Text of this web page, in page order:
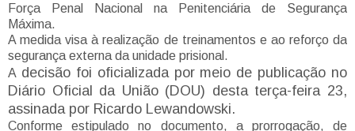
Força Penal Nacional na Penitenciária de Segurança
Máxima.
A medida visa à realização de treinamentos e ao reforço da
segurança externa da unidade prisional.
A decisão foi oficializada por meio de publicação no
Diário Oficial da União (DOU) desta terça-feira 23,
assinada por Ricardo Lewandowski.
Conforme estipulado no documento, a prorrogação, de